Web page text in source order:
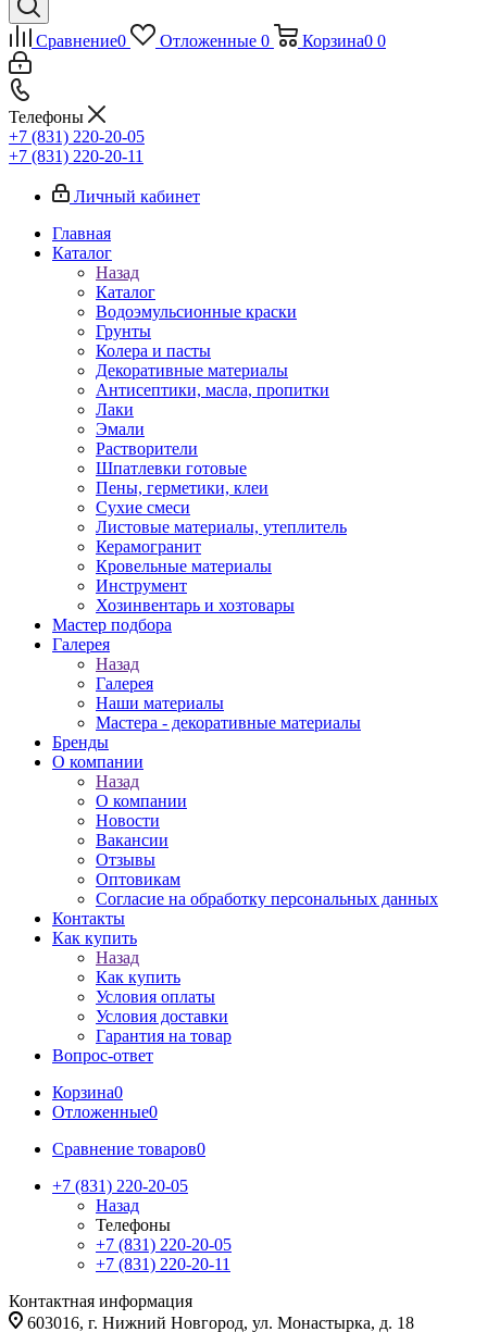
Сравнение0 Отложенные 0 Корзина0 0
Телефоны
+7 (831) 220-20-05
+7 (831) 220-20-11
Личный кабинет
Главная
Каталог
Назад
Каталог
Водоэмульсионные краски
Грунты
Колера и пасты
Декоративные материалы
Антисептики, масла, пропитки
Лаки
Эмали
Растворители
Шпатлевки готовые
Пены, герметики, клеи
Сухие смеси
Листовые материалы, утеплитель
Керамогранит
Кровельные материалы
Инструмент
Хозинвентарь и хозтовары
Мастер подбора
Галерея
Назад
Галерея
Наши материалы
Мастера - декоративные материалы
Бренды
О компании
Назад
О компании
Новости
Вакансии
Отзывы
Оптовикам
Cогласие на обработку персональных данных
Контакты
Как купить
Назад
Как купить
Условия оплаты
Условия доставки
Гарантия на товар
Вопрос-ответ
Корзина0
Отложенные0
Сравнение товаров0
+7 (831) 220-20-05
Назад
Телефоны
+7 (831) 220-20-05
+7 (831) 220-20-11
Контактная информация
603016, г. Нижний Новгород, ул. Монастырка, д. 18